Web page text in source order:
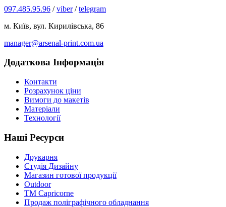
097.485.95.96 /viber/telegram
м. Київ, вул. Кирилівська, 86
manager@arsenal-print.com.ua
Додаткова Інформація
Контакти
Розрахунок ціни
Вимоги до макетів
Матеріали
Технології
Наші Ресурси
Друкарня
Студія Дизайну
Магазин готової продукції
Outdoor
TM Capricorne
Продаж поліграфічного обладнання